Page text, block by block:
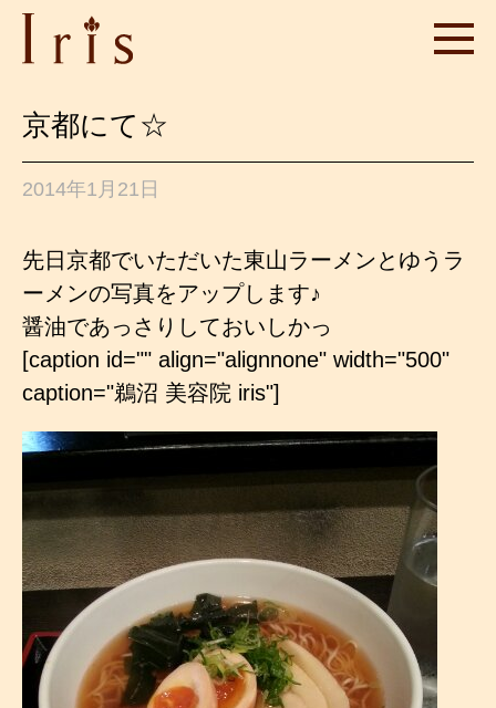
京都にて☆
2014年1月21日
先日京都でいただいた東山ラーメンとゆうラ
ーメンの写真をアップします♪
醤油であっさりしておいしかっ
[caption id="" align="alignnone" width="500"
caption="鵜沼 美容院 iris"]